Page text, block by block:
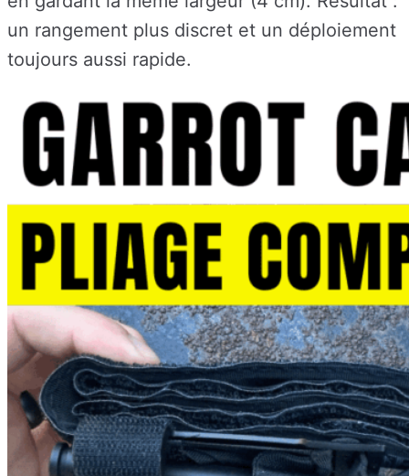
un rangement plus discret et un déploiement
toujours aussi rapide.